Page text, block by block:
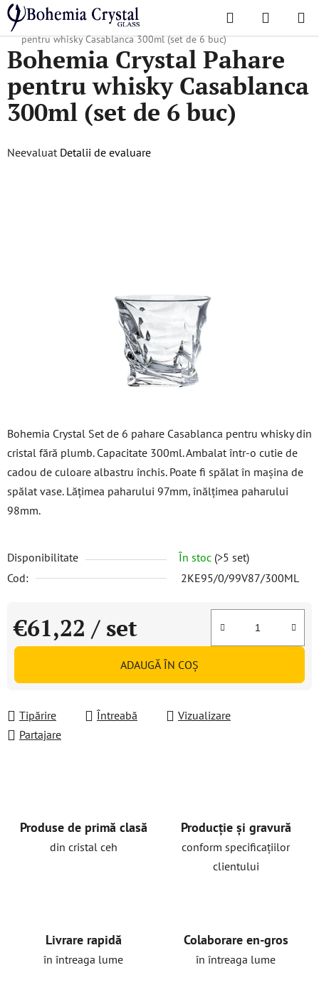
Treci
conținut
Căutare
DE
Acasă
/ Colecții populare / Casablanca
Bohemia Crystal Pahare
pentru whisky Casablanca 300ml (set de 6 buc)
Bohemia Crystal Set de 6 pahare Casablanca pentru whisky din
cristal fără plumb. Capacitate 300ml. Ambalat într-o cutie de
cadou de culoare albastru închis. Poate fi spălat în mașina de
spălat vase. Lățimea paharului 97mm, înălțimea paharului
98mm.
Disponibilitate În stoc (>5 set)
Cod:
2KE95/0/99V87/300ML
€61,22 / set
Evaluare preţ:
ADAUGĂ ÎN COŞ
Tipărire Întreabă
Vizualizare
Partajare
Bohemia Crystal Pahare
pentru whisky Casablanca
300ml (set de 6 buc)
Evaluarea
Neevaluat Detalii de evaluare
Produse de primă clasă
din cristal ceh
Producție și gravură
conform specificațiilor
clientului
Livrare rapidă
în întreaga lume
Colaborare en-gros
în întreaga lume